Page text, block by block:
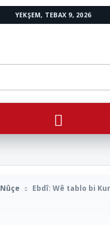
YEKŞEM, TEBAX 9, 2026
Nûçe Ebdî: Wê tablo bi